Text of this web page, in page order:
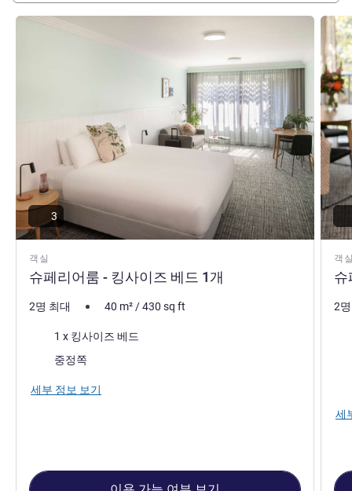
객실
슈페리어룸 - 킹사이즈 베드 1개
세부 정보 보기
3
2명 최대 40 m²/430 sq ft
1 x 킹사이즈 베드
중정쪽
세부 정보 보기
객
슈
세부
2
세